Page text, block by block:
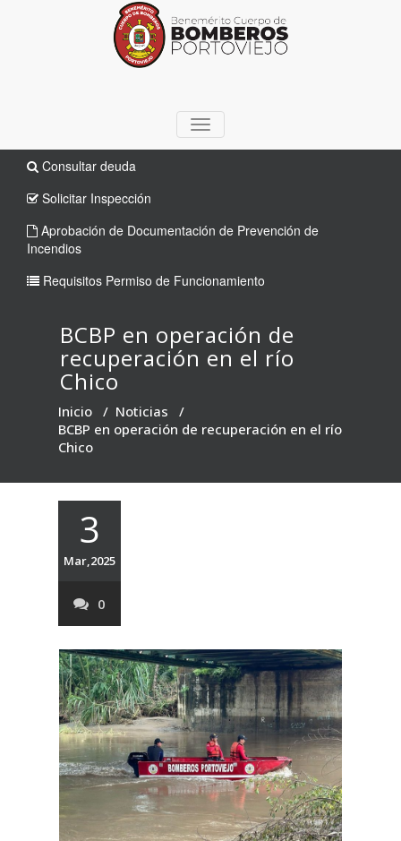
TOGGLE
NAVIGATION
Consultar deuda
Solicitar Inspección
Aprobación de Documentación de Prevención de
Incendios
Requisitos Permiso de Funcionamiento
BCBP en operación de
recuperación en el río
Chico
Inicio / Noticias /
BCBP en operación de recuperación en el río
Chico
3
Mar,2025
0